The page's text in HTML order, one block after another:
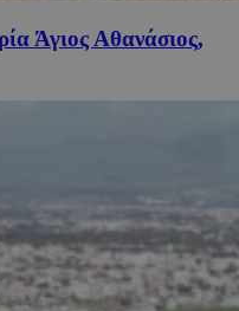
Άγιος Αθανάσιος,